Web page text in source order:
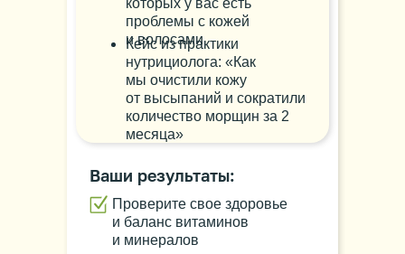
Проверите свое здоровье
и баланс витаминов
и минералов
Ваши результаты:
Кейс из практики
нутрициолога: «Как
мы очистили кожу
от высыпаний и сократили
количество морщин за 2
месяца»
которых у вас есть
проблемы с кожей
и волосами